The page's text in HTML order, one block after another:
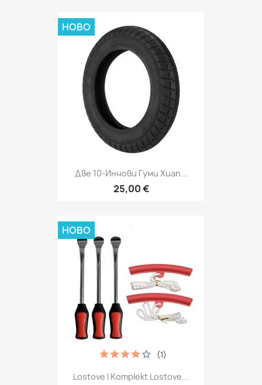
Две 10-Инчови Гуми Xuan...
25,00 €
НОВО
Lostove I Komplekt Lostove...
(1)
НОВО